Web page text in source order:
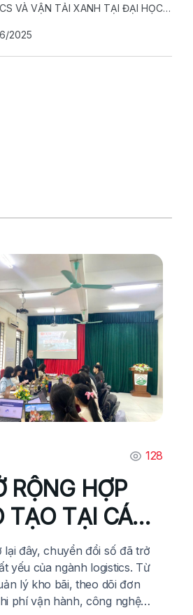
VÀ VẬN TẢI XANH TẠI ĐẠI HỌC
2025
128
RỘNG HỢP
TẠO TẠI CÁC
ĐẠI HỌC –
XÂY DỰNG
LỰC
lại đây, chuyển đổi số đã trở
yếu của ngành logistics. Từ
lý kho bãi, theo dõi đơn
phí vận hành, công nghệ